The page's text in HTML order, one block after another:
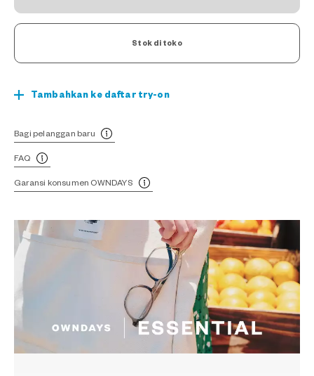
Stok di toko
Tambahkan ke daftar try-on
Bagi pelanggan baru
FAQ
Garansi konsumen OWNDAYS